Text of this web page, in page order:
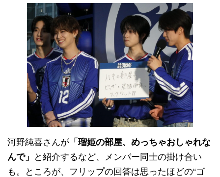
河野純喜さんが 「瑠姫の部屋、めっちゃおしゃれな
んで」
と紹介するなど、メンバー同士の掛け合い
も。ところが、フリップの回答は思ったほどの“ゴ